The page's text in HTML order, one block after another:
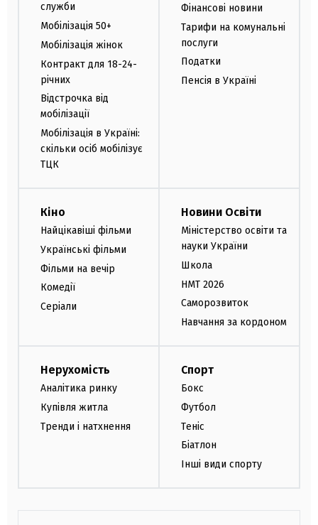
служби
Мобілізація 50+
Мобілізація жінок
Контракт для 18-24-
річних
Відстрочка від
мобілізації
Мобілізація в Україні:
скільки осіб мобілізує
ТЦК
Фінансові новини
Тарифи на комунальні
послуги
Податки
Пенсія в Україні
Кіно
Найцікавіші фільми
Українські фільми
Фільми на вечір
Комедії
Серіали
Новини Освіти
Міністерство освіти та
науки України
Школа
НМТ 2026
Саморозвиток
Навчання за кордоном
Нерухомість
Аналітика ринку
Купівля житла
Тренди і натхнення
Спорт
Бокс
Футбол
Теніс
Біатлон
Інші види спорту